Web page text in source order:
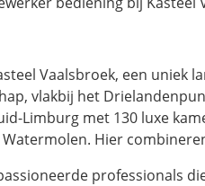
Vaalsbroek, een uniek
vlakbij het
Limburg met 130 luxe
Hier
professionals